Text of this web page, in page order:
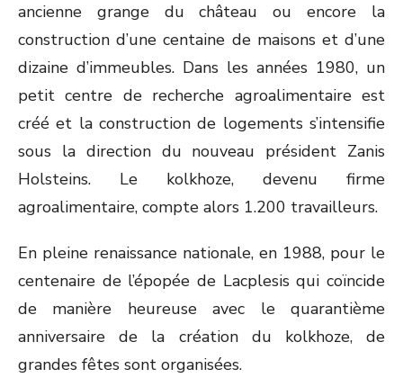
ancienne grange du château ou encore la
construction d’une centaine de maisons et d’une
dizaine d’immeubles. Dans les années 1980, un
petit centre de recherche agroalimentaire est
créé et la construction de logements s’intensifie
sous la direction du nouveau président Zanis
Holsteins. Le kolkhoze, devenu firme
agroalimentaire, compte alors 1.200 travailleurs.
En pleine renaissance nationale, en 1988, pour le
centenaire de l’épopée de Lacplesis qui coïncide
de manière heureuse avec le quarantième
anniversaire de la création du kolkhoze, de
grandes fêtes sont organisées.